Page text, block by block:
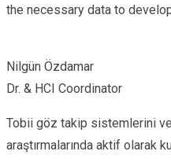
the necessary data to
Nilgün Özdamar
Dr. & HCI Coordinator
Tobii göz takip sistemlerini
araştırmalarında aktif olarak